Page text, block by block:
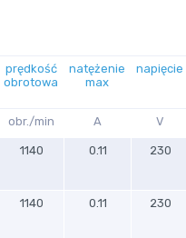
prędkość
obrotowa
natężenie
max
napięcie
obr./min A V
1140 0.11 230
1140 0.11 230